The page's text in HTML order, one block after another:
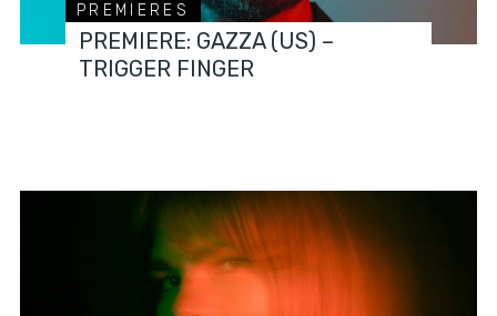
PREMIERES
PREMIERE: GAZZA (US) –
TRIGGER FINGER